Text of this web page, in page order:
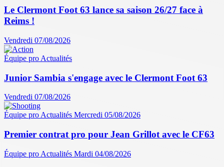
Le Clermont Foot 63 lance sa saison 26/27 face à
Reims !
Vendredi 07/08/2026
Équipe pro Actualités
Junior Sambia s'engage avec le Clermont Foot 63
Vendredi 07/08/2026
Équipe proActualités Mercredi 05/08/2026
Premier contrat pro pour Jean Grillot avec le CF63
Équipe pro Actualités Mardi 04/08/2026